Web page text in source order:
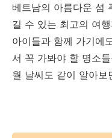
베트남의 아름다운 섬
길 수 있는 최고의 여
아이들과 함께 가기에
서 꼭 가봐야 할 명소
월 날씨도 같이 알아보